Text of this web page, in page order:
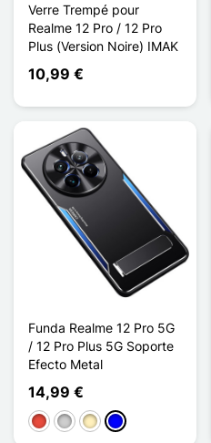
Verre Trempé pour
Realme 12 Pro / 12 Pro
Plus (Version Noire) IMAK
10,99 €
Funda Realme 12 Pro 5G
/ 12 Pro Plus 5G Soporte
Efecto Metal
14,99 €
RojoPlataOro Azul